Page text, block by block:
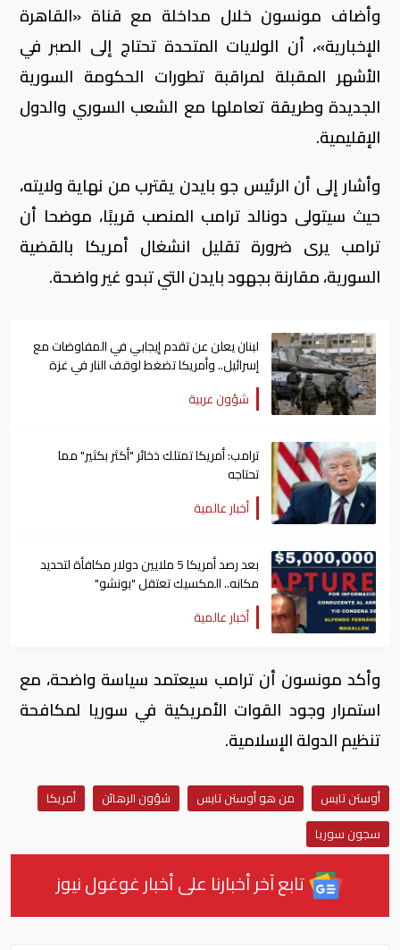
وأضاف مونسون خلال مداخلة مع قناة «القاهرة
الإخبارية»، أن الولايات المتحدة تحتاج إلى الصبر في
الأشهر المقبلة لمراقبة تطورات الحكومة السورية
الجديدة وطريقة تعاملها مع الشعب السوري والدول
الإقليمية.
وأشار إلى أن الرئيس جو بايدن يقترب من نهاية ولايته،
حيث سيتولى دونالد ترامب المنصب قريبًا، موضحا أن
ترامب يرى ضرورة تقليل انشغال أمريكا بالقضية
السورية، مقارنة بجهود بايدن التي تبدو غير واضحة.
لبنان يعلن عن تقدم إيجابي في المفاوضات مع
إسرائيل.. وأمريكا تضغط لوقف النار في غزة
شؤون عربية
ترامب: أمريكا تمتلك ذخائر "أكثر بكثير" مما
تحتاجه
أخبار عالمية
بعد رصد أمريكا 5 ملايين دولار مكافأة لتحديد
مكانه.. المكسيك تعتقل "بونشو"
أخبار عالمية
وأكد مونسون أن ترامب سيعتمد سياسة واضحة، مع
استمرار وجود القوات الأمريكية في سوريا لمكافحة
تنظيم الدولة الإسلامية.
أوستن تايس من هو أوستن تايس شؤون الرهائن
أمريكا
سجون سوريا
تابع آخر أخبارنا على أخبار غوغول نيوز